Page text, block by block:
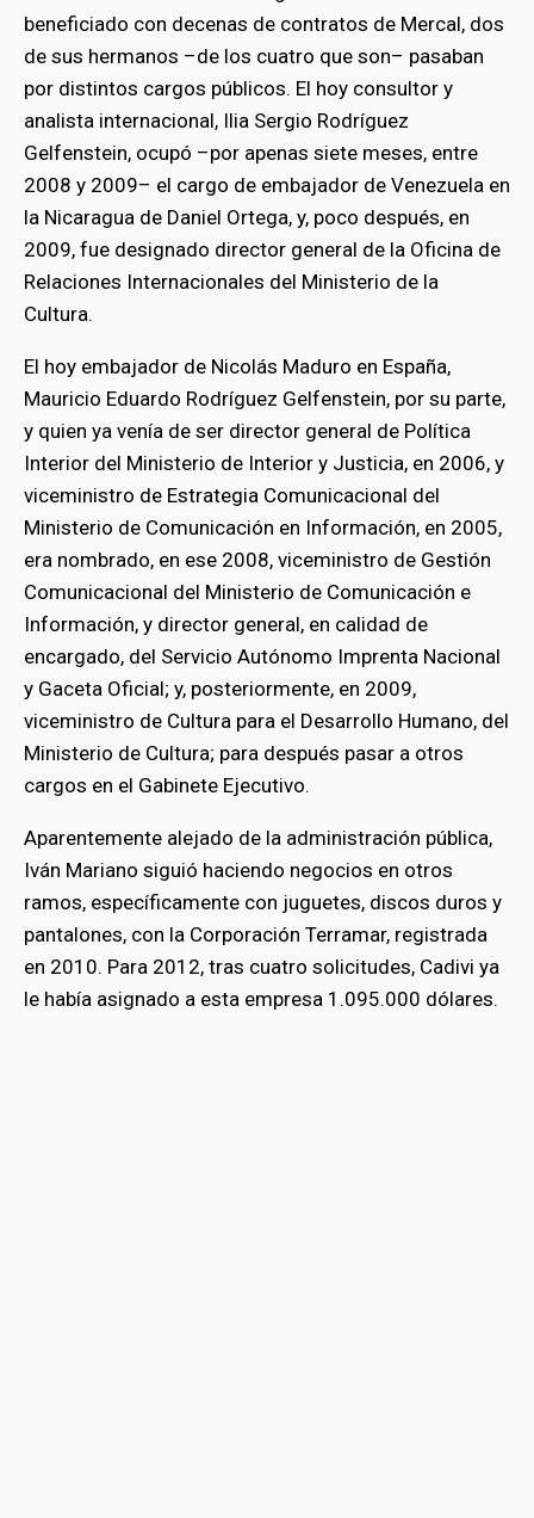
beneficiado con decenas de contratos de Mercal, dos
de sus hermanos –de los cuatro que son– pasaban
por distintos cargos públicos. El hoy consultor y
analista internacional, Ilia Sergio Rodríguez
Gelfenstein, ocupó –por apenas siete meses, entre
2008 y 2009– el cargo de embajador de Venezuela en
la Nicaragua de Daniel Ortega, y, poco después, en
2009, fue designado director general de la Oficina de
Relaciones Internacionales del Ministerio de la
Cultura.
El hoy embajador de Nicolás Maduro en España,
Mauricio Eduardo Rodríguez Gelfenstein, por su parte,
y quien ya venía de ser director general de Política
Interior del Ministerio de Interior y Justicia, en 2006, y
viceministro de Estrategia Comunicacional del
Ministerio de Comunicación en Información, en 2005,
era nombrado, en ese 2008, viceministro de Gestión
Comunicacional del Ministerio de Comunicación e
Información, y director general, en calidad de
encargado, del Servicio Autónomo Imprenta Nacional
y Gaceta Oficial; y, posteriormente, en 2009,
viceministro de Cultura para el Desarrollo Humano, del
Ministerio de Cultura; para después pasar a otros
cargos en el Gabinete Ejecutivo.
Aparentemente alejado de la administración pública,
Iván Mariano siguió haciendo negocios en otros
ramos, específicamente con juguetes, discos duros y
pantalones, con la Corporación Terramar, registrada
en 2010. Para 2012, tras cuatro solicitudes, Cadivi ya
le había asignado a esta empresa 1.095.000 dólares.